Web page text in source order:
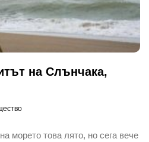
на Слънчака,
морето това лято, но сега вече